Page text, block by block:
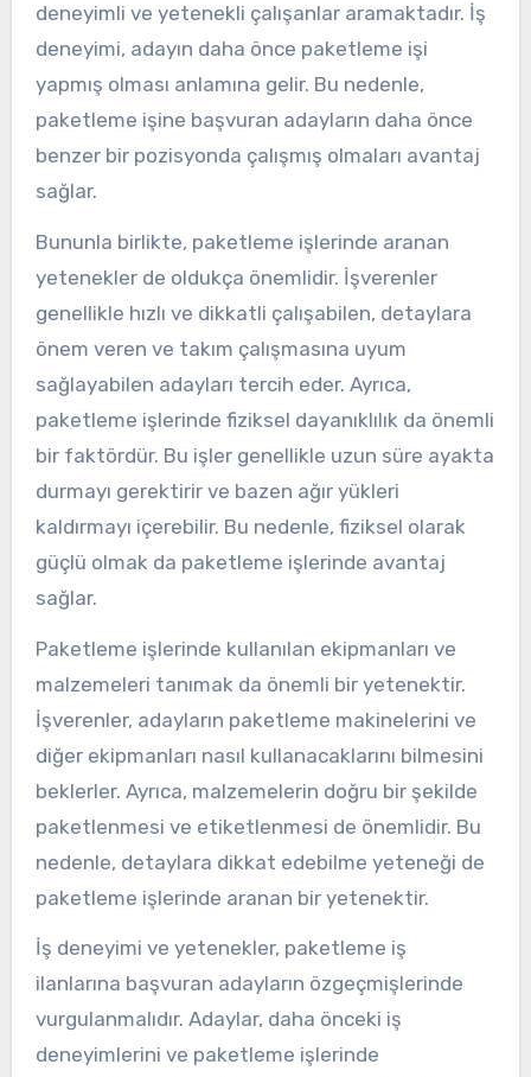
deneyimli ve yetenekli çalışanlar aramaktadır. İş
deneyimi, adayın daha önce paketleme işi
yapmış olması anlamına gelir. Bu nedenle,
paketleme işine başvuran adayların daha önce
benzer bir pozisyonda çalışmış olmaları avantaj
sağlar.
Bununla birlikte, paketleme işlerinde aranan
yetenekler de oldukça önemlidir. İşverenler
genellikle hızlı ve dikkatli çalışabilen, detaylara
önem veren ve takım çalışmasına uyum
sağlayabilen adayları tercih eder. Ayrıca,
paketleme işlerinde fiziksel dayanıklılık da önemli
bir faktördür. Bu işler genellikle uzun süre ayakta
durmayı gerektirir ve bazen ağır yükleri
kaldırmayı içerebilir. Bu nedenle, fiziksel olarak
güçlü olmak da paketleme işlerinde avantaj
sağlar.
Paketleme işlerinde kullanılan ekipmanları ve
malzemeleri tanımak da önemli bir yetenektir.
İşverenler, adayların paketleme makinelerini ve
diğer ekipmanları nasıl kullanacaklarını bilmesini
beklerler. Ayrıca, malzemelerin doğru bir şekilde
paketlenmesi ve etiketlenmesi de önemlidir. Bu
nedenle, detaylara dikkat edebilme yeteneği de
paketleme işlerinde aranan bir yetenektir.
İş deneyimi ve yetenekler, paketleme iş
ilanlarına başvuran adayların özgeçmişlerinde
vurgulanmalıdır. Adaylar, daha önceki iş
deneyimlerini ve paketleme işlerinde